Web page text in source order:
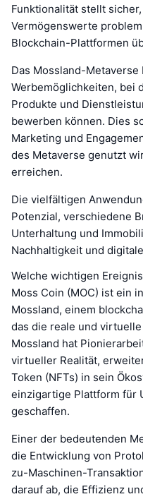
Funktionalität stellt
Vermögenswerte
Blockchain-Plattformen
Das Mossland-Metaverse
Werbemöglichkeiten, bei
Produkte und
bewerben können. Dies
Marketing und
des Metaverse genutzt
erreichen.
Die vielfältigen
Potenzial, verschiedene
Unterhaltung und
Nachhaltigkeit und
Welche wichtigen
Moss Coin (MOC) ist ein
Mossland, einem
das die reale und
Mossland hat
virtueller Realität,
Token (NFTs) in sein
einzigartige Plattform für
geschaffen.
Einer der bedeutenden
die Entwicklung von
zu-Maschinen-
darauf ab, die Effizienz